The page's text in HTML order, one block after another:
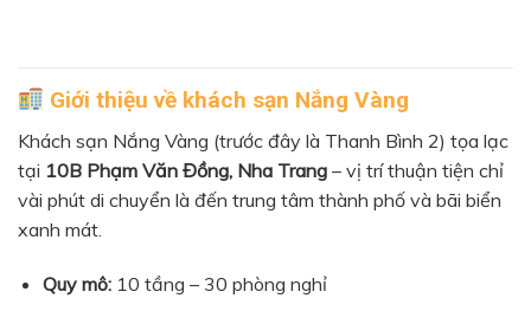
Giới thiệu về khách sạn Nắng Vàng
Khách sạn Nắng Vàng (trước đây là Thanh Bình 2) tọa lạc
tại 10B Phạm Văn Đồng, Nha Trang – vị trí thuận tiện chỉ
vài phút di chuyển là đến trung tâm thành phố và bãi biển
xanh mát.
Quy mô:10 tầng – 30 phòng nghỉ